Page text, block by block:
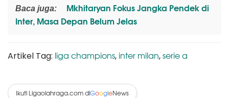
Baca juga:
Mkhitaryan Fokus Jangka Pendek di
Inter, Masa Depan Belum Jelas
Artikel Tag: liga champions, inter milan,serie a
Ikuti Ligaolahraga.com diGoogleNews